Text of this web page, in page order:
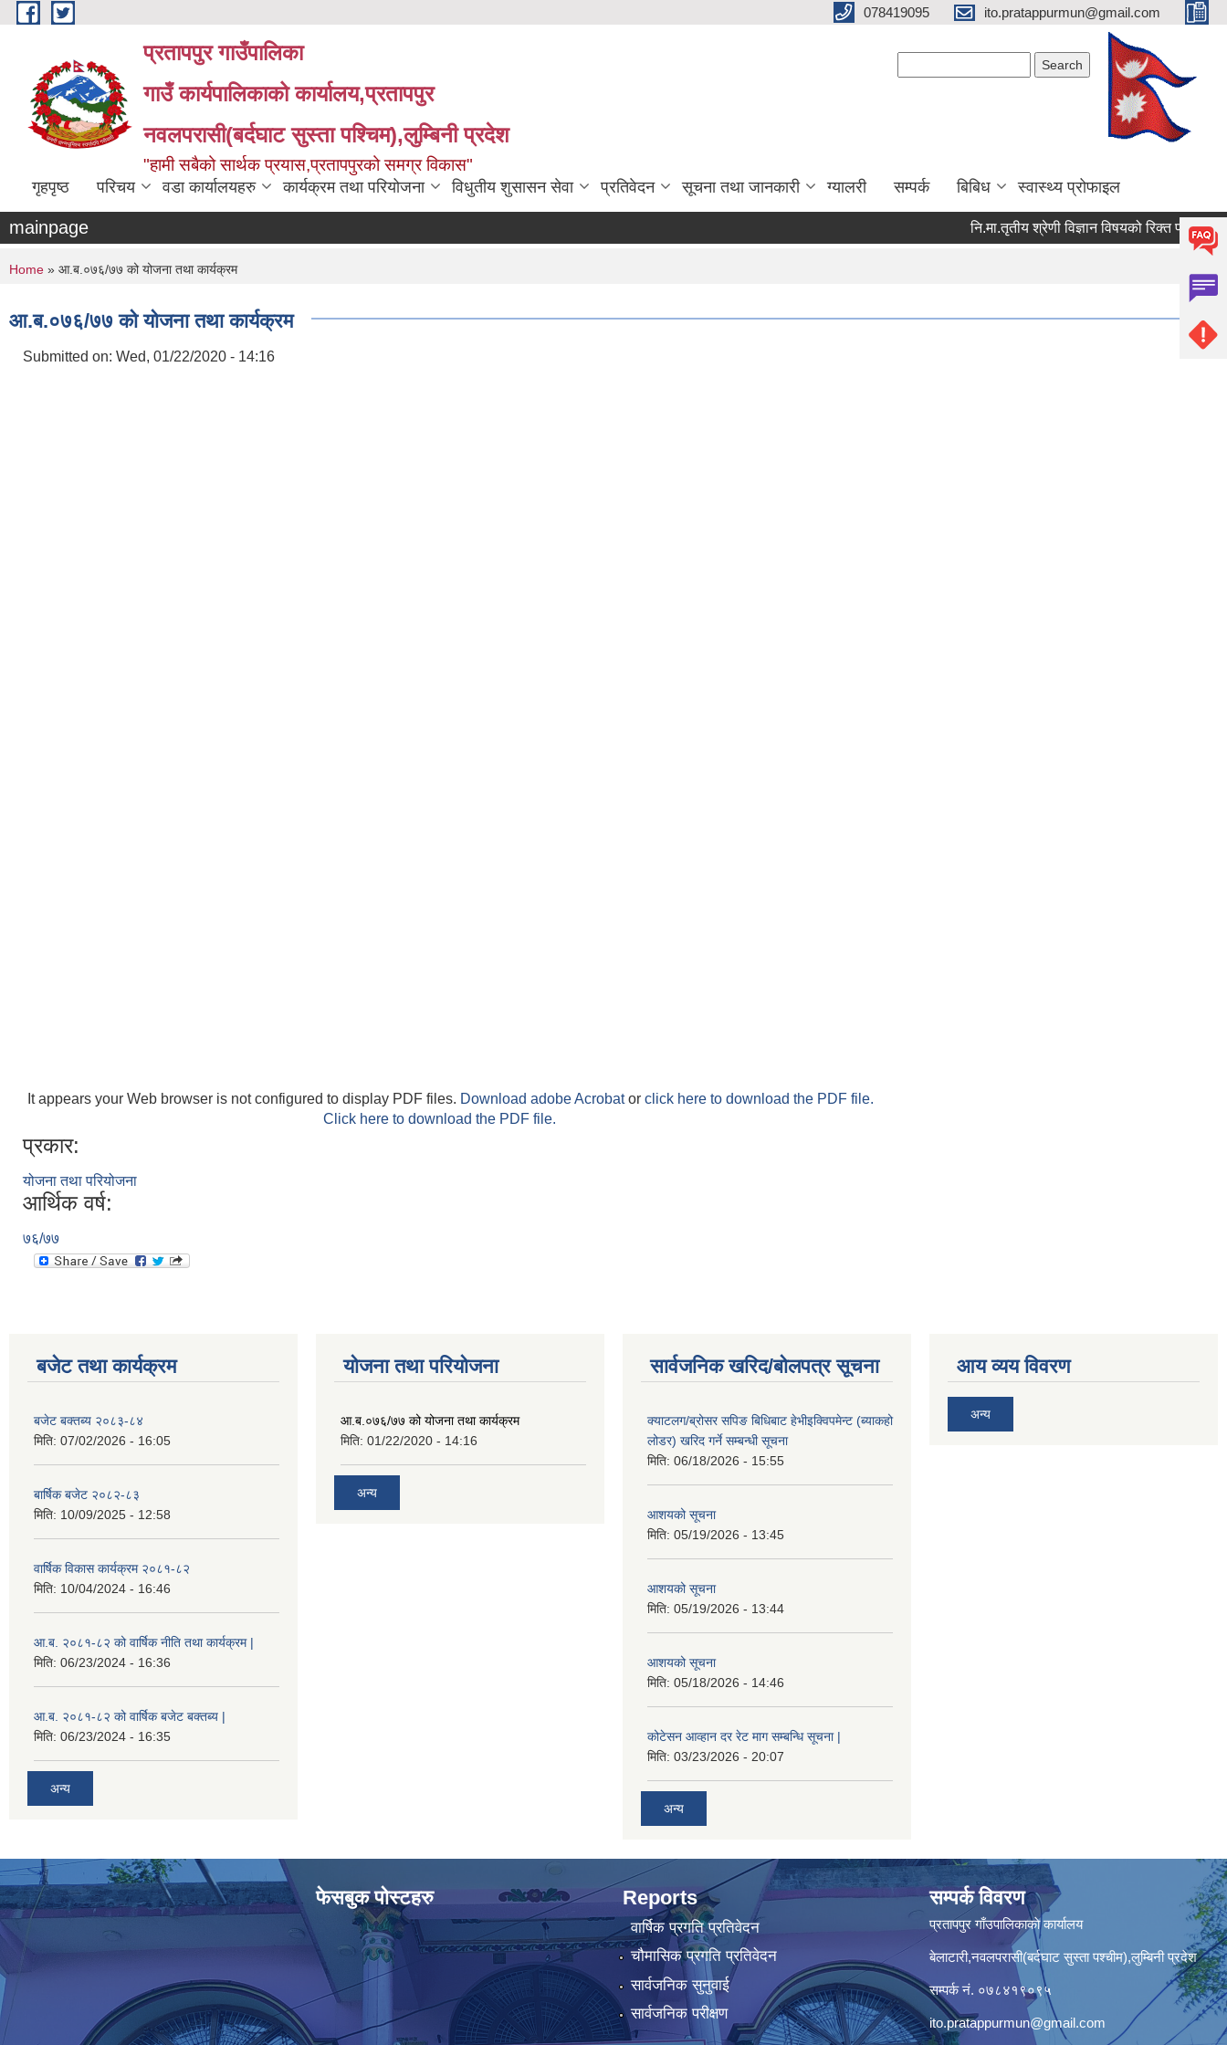
Skip to main content 078419095 ito.pratappurmun@gmail.com
प्रतापपुर गाउँपालिका
गाउँ कार्यपालिकाको कार्यालय,प्रतापपुर
नवलपरासी(बर्दघाट सुस्ता पश्चिम),लुम्बिनी प्रदेश
"हामी सबैको सार्थक प्रयास,प्रतापपुरको समग्र विकास"
गृहपृष्ठ परिचय वडा कार्यालयहरु कार्यक्रम तथा परियोजना विधुतीय शुसासन सेवा प्रतिवेदन सूचना तथा जानकारी ग्यालरी सम्पर्क बिबिध स्वास्थ्य प्रोफाइल
mainpage नि.मा.तृतीय श्रेणी विज्ञान विषयको रिक्त पदमा स्थायी
You are here
Home » आ.ब.०७६/७७ को योजना तथा कार्यक्रम
आ.ब.०७६/७७ को योजना तथा कार्यक्रम
Submitted on: Wed, 01/22/2020 - 14:16
It appears your Web browser is not configured to display PDF files. Download adobe Acrobator click here to download the PDF file.
Click here to download the PDF file.
प्रकार:
योजना तथा परियोजना
आर्थिक वर्ष:
७६/७७
बजेट तथा कार्यक्रम
बजेट बक्तब्य २०८३-८४
मिति: 07/02/2026 - 16:05
बार्षिक बजेट २०८२-८३
मिति: 10/09/2025 - 12:58
वार्षिक विकास कार्यक्रम २०८१-८२
मिति: 10/04/2024 - 16:46
आ.ब. २०८१-८२ को वार्षिक नीति तथा कार्यक्रम |
मिति: 06/23/2024 - 16:36
आ.ब. २०८१-८२ को वार्षिक बजेट बक्तब्य |
मिति: 06/23/2024 - 16:35
अन्य
योजना तथा परियोजना
आ.ब.०७६/७७ को योजना तथा कार्यक्रम
मिति: 01/22/2020 - 14:16
अन्य
सार्वजनिक खरिद/बोलपत्र सूचना
क्याटलग/ब्रोसर सपिङ बिधिबाट हेभीइक्विपमेन्ट (ब्याकहो
लोडर) खरिद गर्ने सम्बन्धी सूचना
मिति: 06/18/2026 - 15:55
आशयको सूचना
मिति: 05/19/2026 - 13:45
आशयको सूचना
मिति: 05/19/2026 - 13:44
आशयको सूचना
मिति: 05/18/2026 - 14:46
कोटेसन आव्हान दर रेट माग सम्बन्धि सूचना |
मिति: 03/23/2026 - 20:07
अन्य
आय व्यय विवरण
अन्य
फेसबुक पोस्टहरु Reports
वार्षिक प्रगति प्रतिवेदन
चौमासिक प्रगति प्रतिवेदन
सार्वजनिक सुनुवाई
सार्वजनिक परीक्षण
सम्पर्क विवरण
प्रतापपुर गाँउपालिकाकाे कार्यालय
बेलाटारी,नवलपरासी(बर्दघाट सुस्ता पश्चीम),लुम्बिनी प्रदेश
सम्पर्क नं. ०७८४१९०९५
ito.pratappurmun@gmail.com